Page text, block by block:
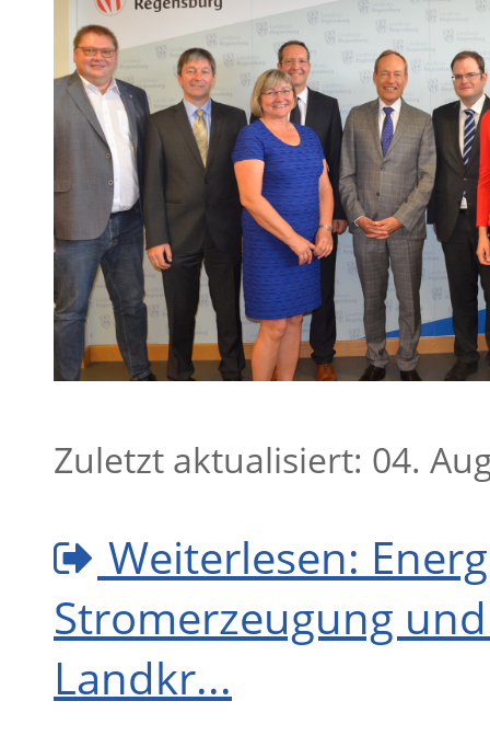
Zuletzt aktualisiert: 04.
Weiterlesen:
Stromerzeugung
Landkr...